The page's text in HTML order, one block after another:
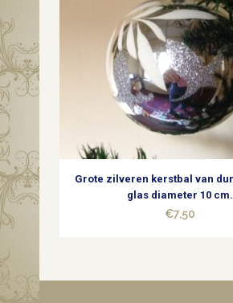
Grote zilveren kerstbal van
glas diameter 10 cm.
€7,50